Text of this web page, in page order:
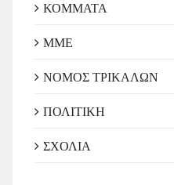
ΚΟΜΜΑΤΑ
ΜΜΕ
ΝΟΜΟΣ ΤΡΙΚΑΛΩΝ
ΠΟΛΙΤΙΚΗ
ΣΧΟΛΙΑ